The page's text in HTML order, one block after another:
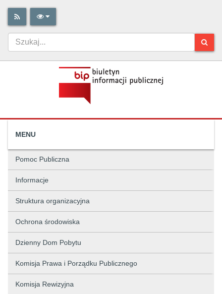
MENU
Pomoc Publiczna
Informacje
Struktura organizacyjna
Ochrona środowiska
Dzienny Dom Pobytu
Komisja Prawa i Porządku Publicznego
Komisja Rewizyjna